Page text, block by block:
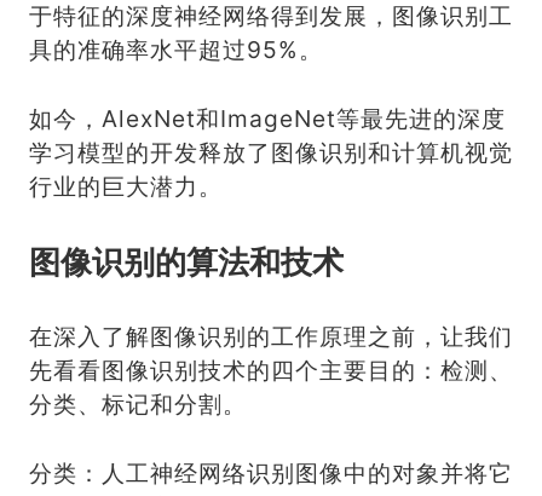
于特征的深度神经网络得到发展，图像识别工
具的准确率水平超过95%。
如今，AlexNet和ImageNet等最先进的深度
学习模型的开发释放了图像识别和计算机视觉
行业的巨大潜力。
图像识别的算法和技术
在深入了解图像识别的工作原理之前，让我们
先看看图像识别技术的四个主要目的：检测、
分类、标记和分割。
分类：人工神经网络识别图像中的对象并将它